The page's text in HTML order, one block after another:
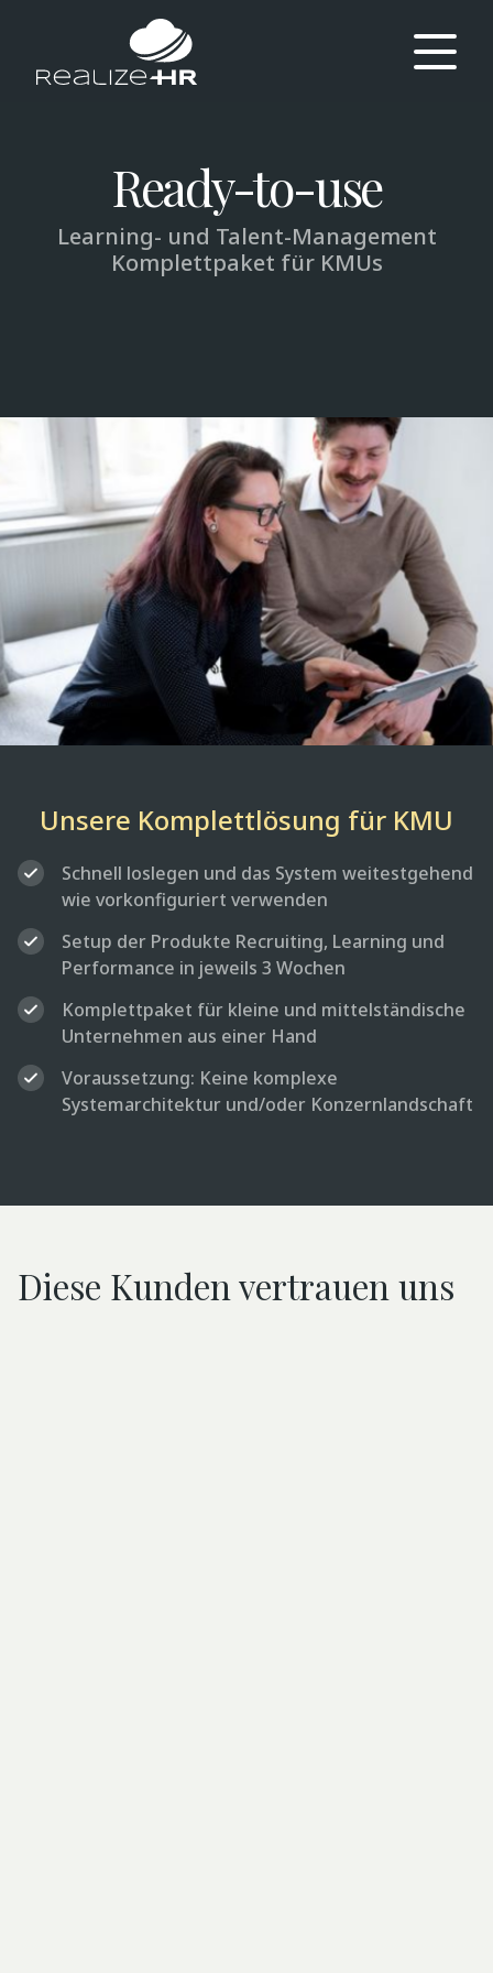
Ready-to-use
Learning- und Talent-Management
Komplettpaket für KMUs
Unsere Komplettlösung für KMU
Schnell loslegen und das System weitestgehend
wie vorkonfiguriert verwenden
Setup der Produkte Recruiting, Learning und
Performance in jeweils 3 Wochen
Komplettpaket für kleine und mittelständische
Unternehmen aus einer Hand
Voraussetzung: Keine komplexe
Systemarchitektur und/oder Konzernlandschaft
Diese Kunden vertrauen uns